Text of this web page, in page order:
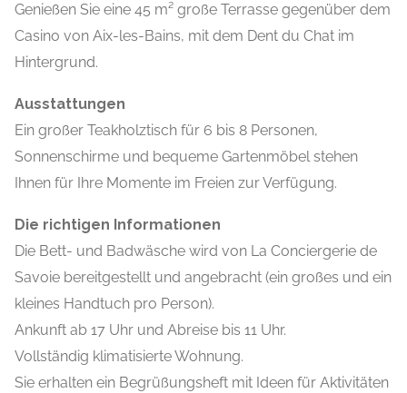
Genießen Sie eine 45 m² große Terrasse gegenüber dem
Casino von Aix-les-Bains, mit dem Dent du Chat im
Hintergrund.
Ausstattungen
Ein großer Teakholztisch für 6 bis 8 Personen,
Sonnenschirme und bequeme Gartenmöbel stehen
Ihnen für Ihre Momente im Freien zur Verfügung.
Die richtigen Informationen
Die Bett- und Badwäsche wird von La Conciergerie de
Savoie bereitgestellt und angebracht (ein großes und ein
kleines Handtuch pro Person).
Ankunft ab 17 Uhr und Abreise bis 11 Uhr.
Vollständig klimatisierte Wohnung.
Sie erhalten ein Begrüßungsheft mit Ideen für Aktivitäten